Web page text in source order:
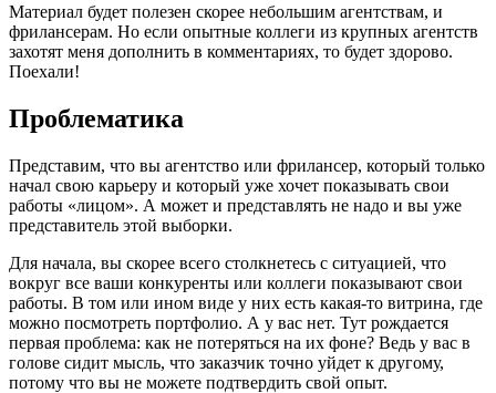
Материал будет полезен скорее небольшим агентствам, и
фрилансерам. Но если опытные коллеги из крупных агентств
захотят меня дополнить в комментариях, то будет здорово.
Поехали!
Проблематика
Представим, что вы агентство или фрилансер, который только
начал свою карьеру и который уже хочет показывать свои
работы «лицом». А может и представлять не надо и вы уже
представитель этой выборки.
Для начала, вы скорее всего столкнетесь с ситуацией, что
вокруг все ваши конкуренты или коллеги показывают свои
работы. В том или ином виде у них есть какая-то витрина, где
можно посмотреть портфолио. А у вас нет. Тут рождается
первая проблема: как не потеряться на их фоне? Ведь у вас в
голове сидит мысль, что заказчик точно уйдет к другому,
потому что вы не можете подтвердить свой опыт.